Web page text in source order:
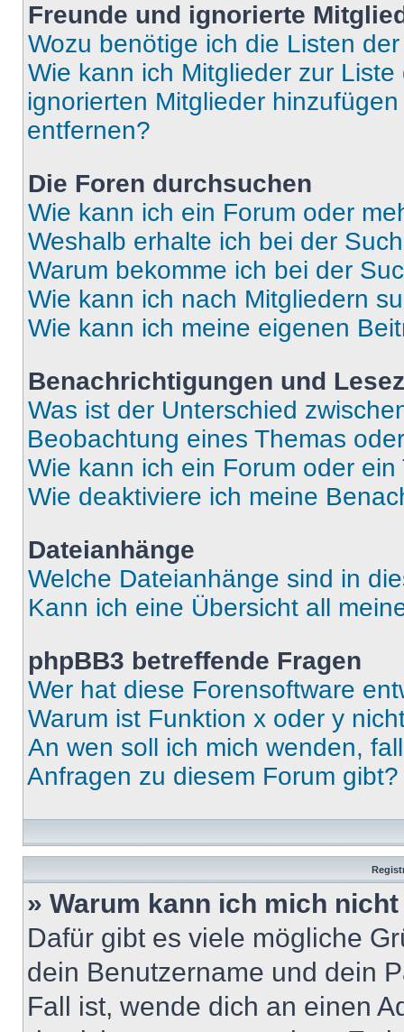
Freunde und ignorierte
Wozu benötige ich die Listen
Wie kann ich Mitglieder zur
ignorierten Mitglieder
entfernen?
Die Foren durchsuchen
Wie kann ich ein Forum oder
Weshalb erhalte ich bei der
Warum bekomme ich bei der
Wie kann ich nach Mitgliedern
Wie kann ich meine eigenen
Benachrichtigungen und
Was ist der Unterschied
Beobachtung eines Themas
Wie kann ich ein Forum oder
Wie deaktiviere ich meine
Dateianhänge
Welche Dateianhänge sind in
Kann ich eine Übersicht all
phpBB3 betreffende Fragen
Wer hat diese Forensoftware
Warum ist Funktion x oder y
An wen soll ich mich wenden,
Anfragen zu diesem Forum gibt?
» Warum kann ich mich
Dafür gibt es viele mögliche
dein Benutzername und dein
Fall ist, wende dich an einen